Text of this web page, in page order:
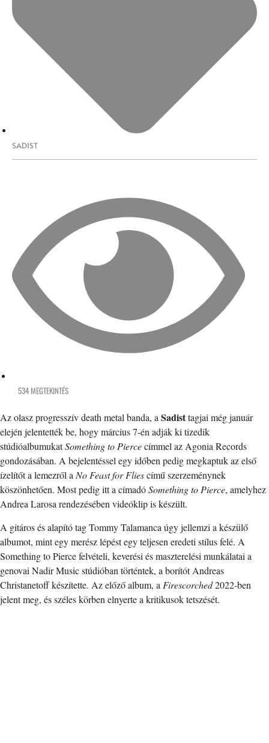
SADIST
534 MEGTEKINTÉS
Az olasz progresszív death metal banda, a Sadisttagjai még január
elején jelentették be, hogy március 7-én adják ki tizedik
stúdióalbumukatSomething to Piercecímmel az Agonia Records
gondozásában. A bejelentéssel egy időben pedig megkaptuk az első
ízelítőt a lemezről a No Feast for Fliescímű szerzeménynek
köszönhetően. Most pedig itt a címadóSomething to Pierce, amelyhez
Andrea Larosa rendezésében videóklip is készült.
A gitáros és alapító tag Tommy Talamanca úgy jellemzi a készülő
albumot, mint egy merész lépést egy teljesen eredeti stílus felé. A
Something to Pierce felvételi, keverési és maszterelési munkálatai a
genovai Nadir Music stúdióban történtek, a borítót Andreas
Christanetoff készítette. Az előző album, a Firescorched2022-ben
jelent meg, és széles körben elnyerte a kritikusok tetszését.